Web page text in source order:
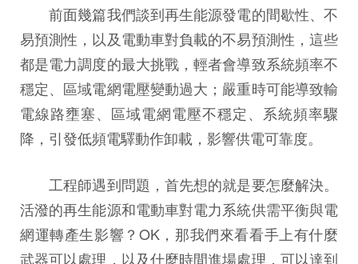
前面幾篇我們談到再生能源發電的間歇性、不
易預測性，以及電動車對負載的不易預測性，這些
都是電力調度的最大挑戰，輕者會導致系統頻率不
穩定、區域電網電壓變動過大；嚴重時可能導致輸
電線路壅塞、區域電網電壓不穩定、系統頻率驟
降，引發低頻電驛動作卸載，影響供電可靠度。
工程師遇到問題，首先想的就是要怎麼解決。
活潑的再生能源和電動車對電力系統供需平衡與電
網運轉產生影響？OK，那我們來看看手上有什麼
武器可以處理，以及什麼時間進場處理，可以達到